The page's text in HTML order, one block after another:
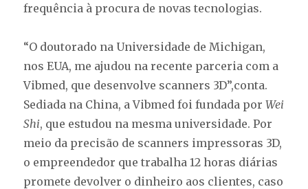
frequência à procura de novas tecnologias.
“O doutorado na Universidade de Michigan,
nos EUA, me ajudou na recente parceria com a
Vibmed, que desenvolve scanners 3D”,conta.
Sediada na China, a Vibmed foi fundada porWei
Shi, que estudou na mesma universidade. Por
meio da precisão de scanners impressoras 3D,
o empreendedor que trabalha 12 horas diárias
promete devolver o dinheiro aos clientes, caso